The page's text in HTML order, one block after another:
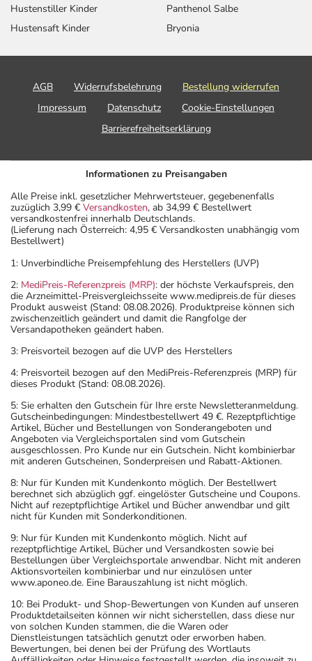
Hustenstiller Kinder
Hustensaft Kinder
Panthenol Salbe
Bryonia
AGB Widerrufsbelehrung
Bestellung widerrufen
Impressum
Datenschutz
Cookie-Einstellungen
Barrierefreiheitserklärung
Informationen zu Preisangaben
Alle Preise inkl. gesetzlicher Mehrwertsteuer, gegebenenfalls
zuzüglich 3,99 € Versandkosten, ab 34,99 € Bestellwert
versandkostenfrei innerhalb Deutschlands.
(Lieferung nach Österreich: 4,95 € Versandkosten unabhängig vom
Bestellwert)
1: Unverbindliche Preisempfehlung des Herstellers (UVP)
2: MediPreis-Referenzpreis (MRP): der höchste Verkaufspreis, den
die Arzneimittel-Preisvergleichsseite www.medipreis.de für dieses
Produkt ausweist (Stand: 08.08.2026). Produktpreise können sich
zwischenzeitlich geändert und damit die Rangfolge der
Versandapotheken geändert haben.
3: Preisvorteil bezogen auf die UVP des Herstellers
4: Preisvorteil bezogen auf den MediPreis-Referenzpreis (MRP) für
dieses Produkt (Stand: 08.08.2026).
5: Sie erhalten den Gutschein für Ihre erste Newsletteranmeldung.
Gutscheinbedingungen: Mindestbestellwert 49 €. Rezeptpflichtige
Artikel, Bücher und Bestellungen von Sonderangeboten und
Angeboten via Vergleichsportalen sind vom Gutschein
ausgeschlossen. Pro Kunde nur ein Gutschein. Nicht kombinierbar
mit anderen Gutscheinen, Sonderpreisen und Rabatt-Aktionen.
8: Nur für Kunden mit Kundenkonto möglich. Der Bestellwert
berechnet sich abzüglich ggf. eingelöster Gutscheine und Coupons.
Nicht auf rezeptpflichtige Artikel und Bücher anwendbar und gilt
nicht für Kunden mit Sonderkonditionen.
9: Nur für Kunden mit Kundenkonto möglich. Nicht auf
rezeptpflichtige Artikel, Bücher und Versandkosten sowie bei
Bestellungen über Vergleichsportale anwendbar. Nicht mit anderen
Aktionsvorteilen kombinierbar und nur einzulösen unter
www.aponeo.de. Eine Barauszahlung ist nicht möglich.
10: Bei Produkt- und Shop-Bewertungen von Kunden auf unseren
Produktdetailseiten können wir nicht sicherstellen, dass diese nur
von solchen Kunden stammen, die die Waren oder
Dienstleistungen tatsächlich genutzt oder erworben haben.
Bewertungen, bei denen bei der Prüfung des Wortlauts